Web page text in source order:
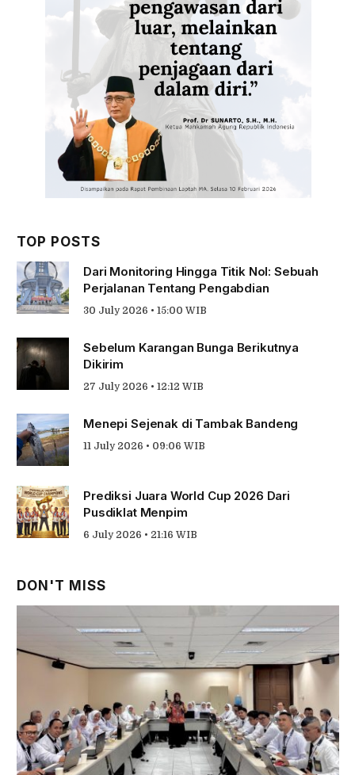
TOP POSTS
Dari Monitoring Hingga Titik Nol: Sebuah
Perjalanan Tentang Pengabdian
30 July 2026 • 15:00 WIB
Sebelum Karangan Bunga Berikutnya
Dikirim
27 July 2026 • 12:12 WIB
Menepi Sejenak di Tambak Bandeng
11 July 2026 • 09:06 WIB
Prediksi Juara World Cup 2026 Dari
Pusdiklat Menpim
6 July 2026 • 21:16 WIB
DON'T MISS